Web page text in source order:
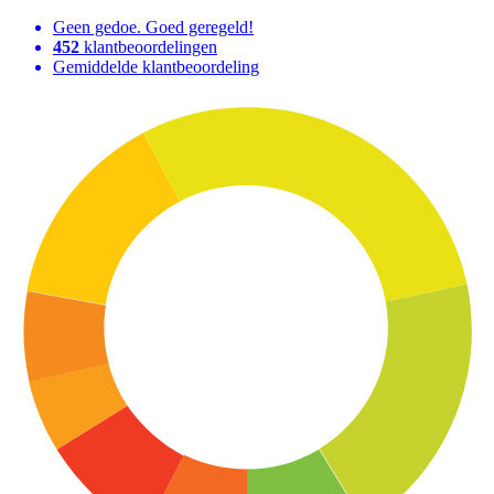
Geen gedoe. Goed geregeld!
452 klantbeoordelingen
Gemiddelde klantbeoordeling